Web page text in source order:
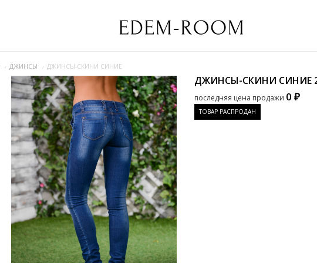
ДЖИНСЫ ДЖИНСЫ-СКИНИ СИНИЕ
ДЖИНСЫ-СКИНИ СИНИЕ
последняя цена продажи 0 ₽
ТОВАР РАСПРОДАН